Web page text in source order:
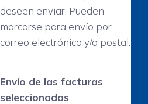
deseen enviar. Pueden
marcarse para envío por
correo electrónico y/o postal.
Envío de las facturas
seleccionadas